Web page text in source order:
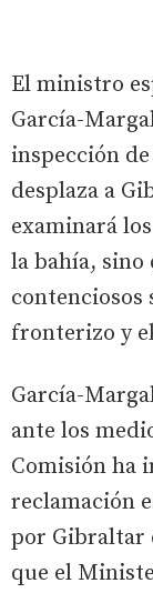
El ministro
García-
inspección
desplaza a
examinará
la bahía, sino
contenciosos
fronterizo y
García-
ante los
Comisión ha
reclamación
por Gibraltar
que el